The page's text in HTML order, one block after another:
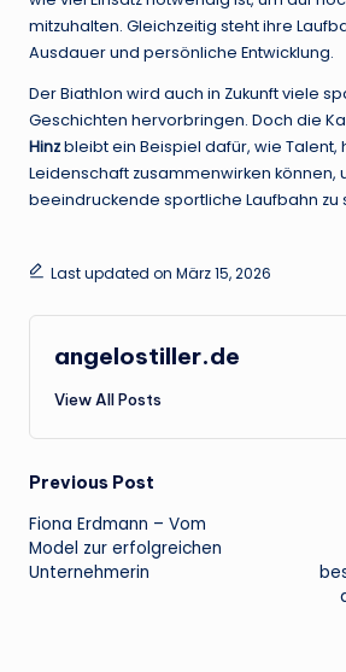
mitzuhalten. Gleichzeitig steht ihre
Ausdauer und persönliche Entwicklung.
Der Biathlon wird auch in Zukunft viele
Geschichten hervorbringen. Doch die
Hinzbleibt ein Beispiel dafür, wie Talent,
Leidenschaft zusammenwirken können,
beeindruckende sportliche Laufbahn zu
Last updated on März 15, 2026
angelostiller.de
View All Posts
Post
navigation
Previous Post
Fiona Erdmann – Vom
Model zur erfolgreichen
Unternehmerin